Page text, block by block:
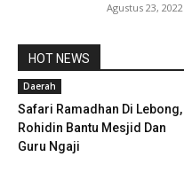
Agustus 23, 2022
HOT NEWS
Daerah
Safari Ramadhan Di Lebong,
Rohidin Bantu Mesjid Dan
Guru Ngaji